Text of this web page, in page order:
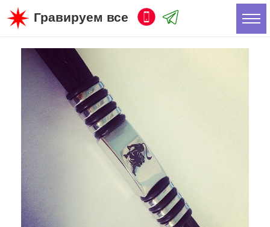
Гравируем все